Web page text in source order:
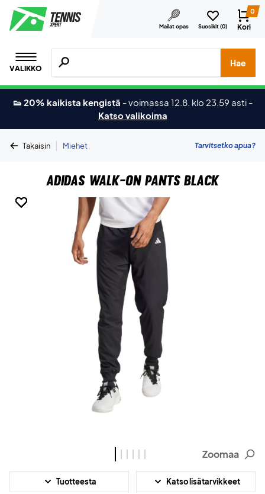
Mailat opas Suosikit (0)
0
Kori
VALIKKO
Hae tuotteita, merkkejä jne.
Hae
👟 20% kaikista kengistä -voimassa 12.8. klo 23.59 asti -
Katso valikoima
Takaisin | Miehet Tarvitsetko apua?
Adidas Walk-On Pants Black
Zoomaa
Tuotteesta Katso lisätarvikkeet